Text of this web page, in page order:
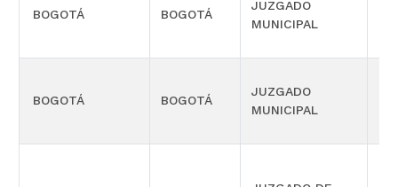
BOGOTÁ BOGOTÁ
JUZGADO
MUNICIPAL
BOGOTÁ BOGOTÁ
JUZGADO
MUNICIPAL